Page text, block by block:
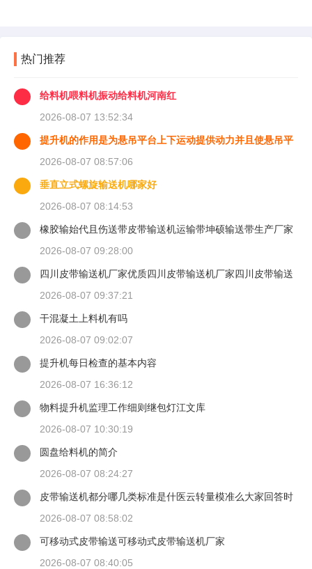
热门推荐
给料机喂料机振动给料机河南红
2026-08-07 13:52:34
提升机的作用是为悬吊平台上下运动提供动力并且使悬吊平
2026-08-07 08:57:06
垂直立式螺旋输送机哪家好
2026-08-07 08:14:53
橡胶输始代且伤送带皮带输送机运输带坤硕输送带生产厂家
2026-08-07 09:28:00
四川皮带输送机厂家优质四川皮带输送机厂家四川皮带输送
2026-08-07 09:37:21
干混凝土上料机有吗
2026-08-07 09:02:07
提升机每日检查的基本内容
2026-08-07 16:36:12
物料提升机监理工作细则继包灯江文库
2026-08-07 10:30:19
圆盘给料机的简介
2026-08-07 08:24:27
皮带输送机都分哪几类标准是什医云转量模准么大家回答时
2026-08-07 08:58:02
可移动式皮带输送可移动式皮带输送机厂家
2026-08-07 08:40:05